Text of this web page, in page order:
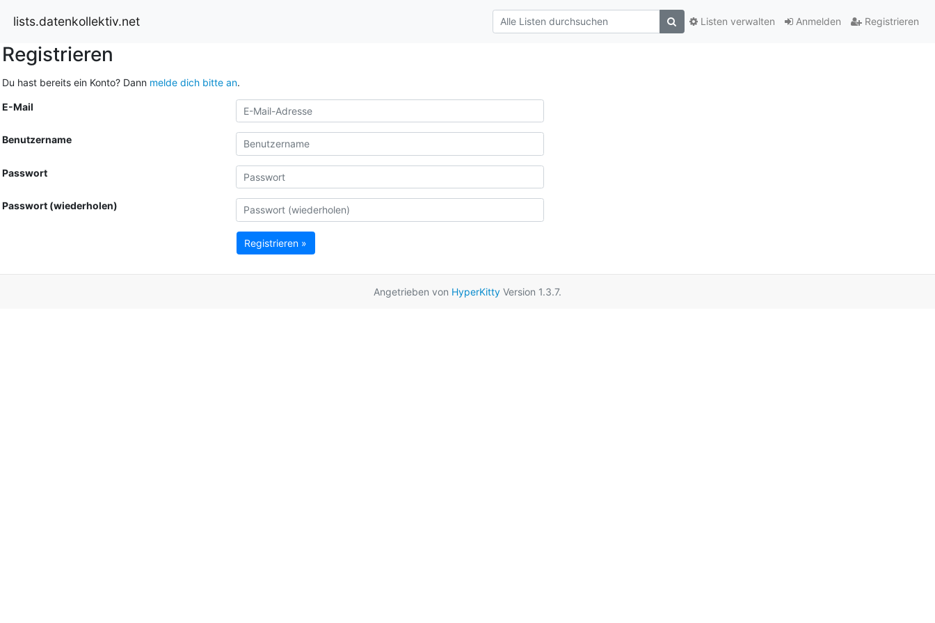
lists.datenkollektiv.net Anmelden Registrieren
Listen verwalten
Registrieren
Du hast bereits ein Konto? Dann melde dich bitte an.
E-Mail
Benutzername
Passwort
Passwort (wiederholen)
Registrieren »
Angetrieben von HyperKitty Version 1.3.7.